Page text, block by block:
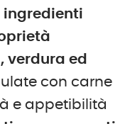
ingredienti
verdura ed
con carne
e appetibilità